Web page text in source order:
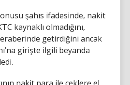
şahıs ifadesinde, nakit
kaynaklı olmadığını,
getirdiğini ancak
girişte ilgili beyanda
nakit para ile çeklere el